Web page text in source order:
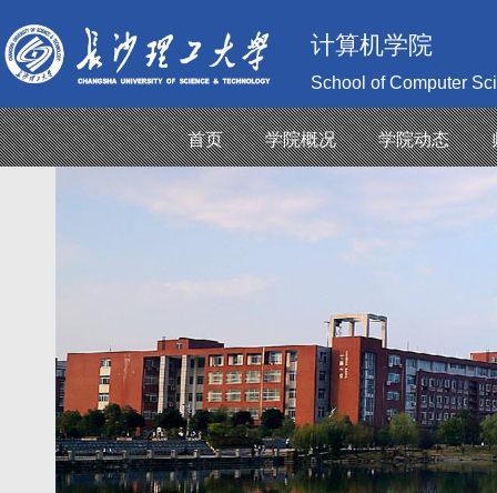
计算机学院
School of Computer
首页 学院概况 学院动态